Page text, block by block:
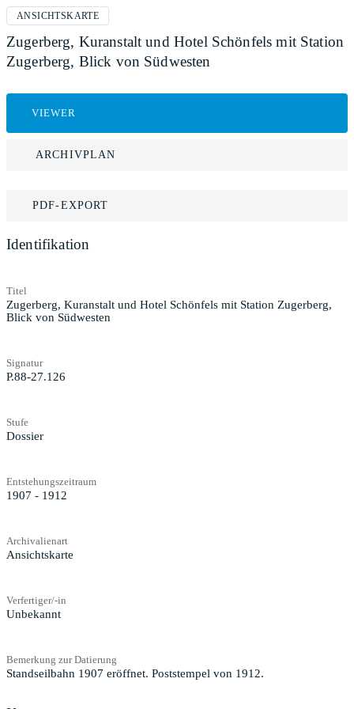
ANSICHTSKARTE
Zugerberg, Kuranstalt und Hotel Schönfels mit Station
Zugerberg, Blick von Südwesten
VIEWER
ARCHIVPLAN
PDF-EXPORT
Identifikation
Titel
Zugerberg, Kuranstalt und Hotel Schönfels mit Station Zugerberg,
Blick von Südwesten
Signatur
P.88-27.126
Stufe
Dossier
Entstehungszeitraum
1907 - 1912
Archivalienart
Ansichtskarte
Verfertiger/-in
Unbekannt
Bemerkung zur Datierung
Standseilbahn 1907 eröffnet. Poststempel von 1912.